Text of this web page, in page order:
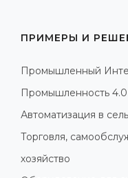
ПРИМЕРЫ И
Промышленный
Промышленность 4.0
Автоматизация в
Торговля,
хозяйство